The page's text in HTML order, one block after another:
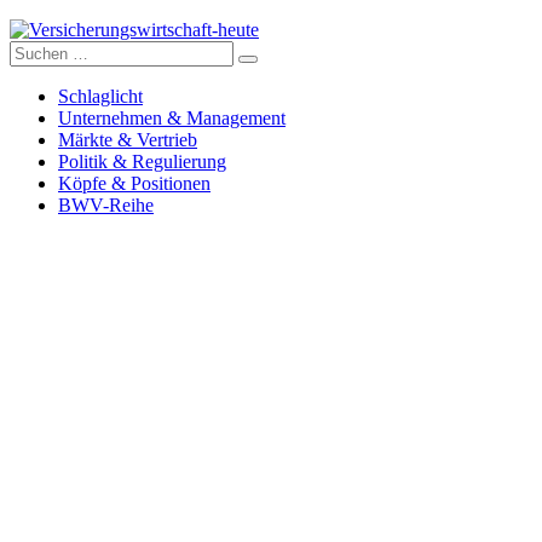
Versicherungswirtschaft-heute
Suche
nach:
Schlaglicht
Unternehmen & Management
Märkte & Vertrieb
Politik & Regulierung
Köpfe & Positionen
BWV-Reihe